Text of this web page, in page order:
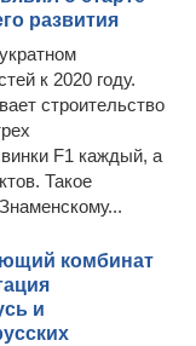
развития
к 2020 году.
строительство
F1 каждый, а
Такое
комбинат
и